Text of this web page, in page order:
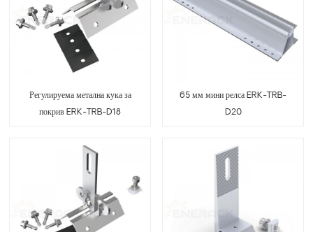
Регулируема метална кука за
покрив ERK-TRB-D18
65 мм мини релса ERK-TRB-
D20